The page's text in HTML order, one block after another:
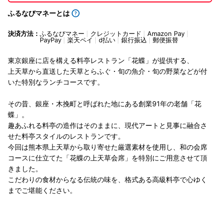
ふるなびマネーとは
決済方法： ふるなびマネー クレジットカード
Amazon Pay
PayPay
楽天ペイ d払い 銀行振込 郵便振替
東京銀座に店を構える料亭レストラン「花蝶」が提供する、
上天草から直送した天草とらふぐ・旬の魚介・旬の野菜などが付
いた特別なランチコースです。
その昔、銀座・木挽町と呼ばれた地にある創業91年の老舗「花
蝶」。
趣あふれる料亭の造作はそのままに、現代アートと見事に融合さ
せた料亭スタイルのレストランです。
今回は熊本県上天草から取り寄せた厳選素材を使用し、和の会席
コースに仕立てた「花蝶の上天草会席」を特別にご用意させて頂
きました。
こだわりの食材からなる伝統の味を、格式ある高級料亭で心ゆく
までご堪能ください。